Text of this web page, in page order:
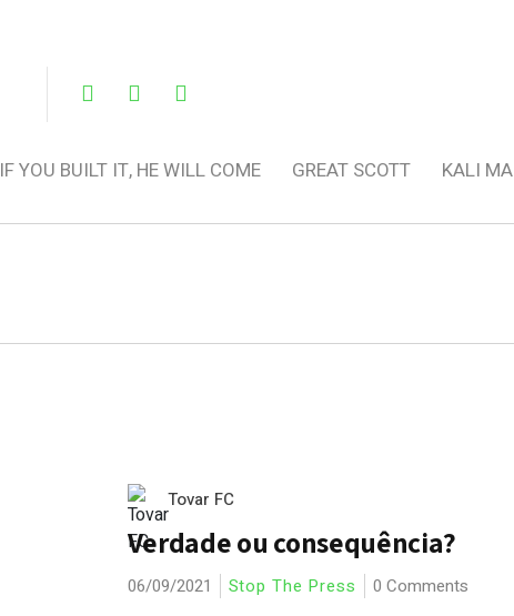
IF YOU BUILT IT, HE WILL COME GREAT SCOTT KALI MA
Tovar FC
Verdade ou consequência?
06/09/2021 Stop The Press 0 Comments